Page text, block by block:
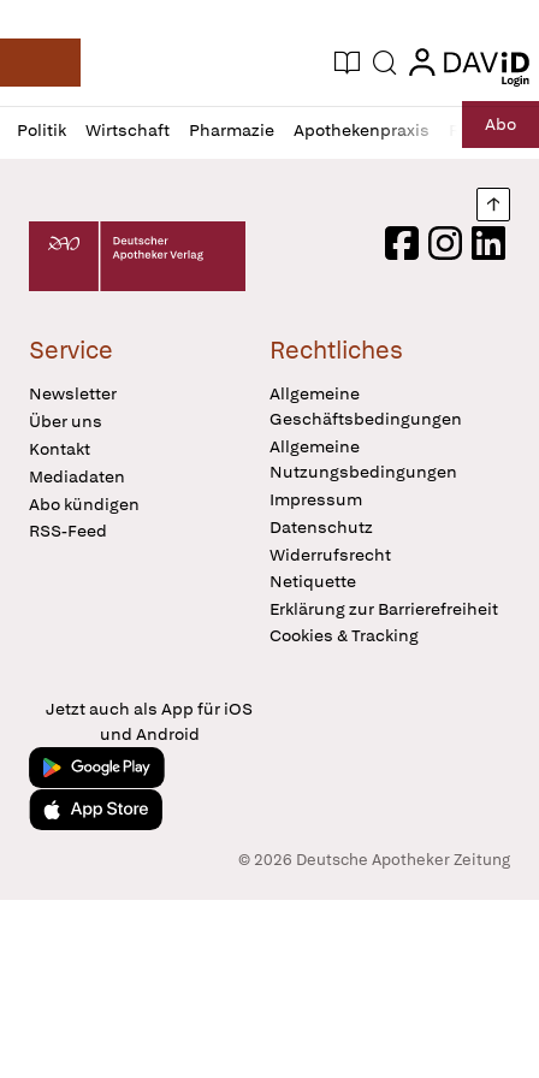
Deutsche Apotheker Zeitung
Aktuelle Ausgabe
Suche login
login
Politik Wirtschaft Pharmazie Apothekenpraxis RechtAbo
Profil
öffnen
Daz
Pur
Deutscher Apotheker Verlag Logo
FacebookInstagram
Service
Newsletter
Über uns
Kontakt
Mediadaten
Abo kündigen
RSS-Feed
Rechtliches
Allgemeine
Geschäftsbedingungen
Allgemeine
Nutzungsbedingungen
Impressum
Datenschutz
Widerrufsrecht
Netiquette
Erklärung zur Barrierefreiheit
Cookies & Tracking
Jetzt auch als App für iOS
und Android
Jetzt bei Google Play
Laden im App Store
© 2026 Deutsche Apotheker Zeitung